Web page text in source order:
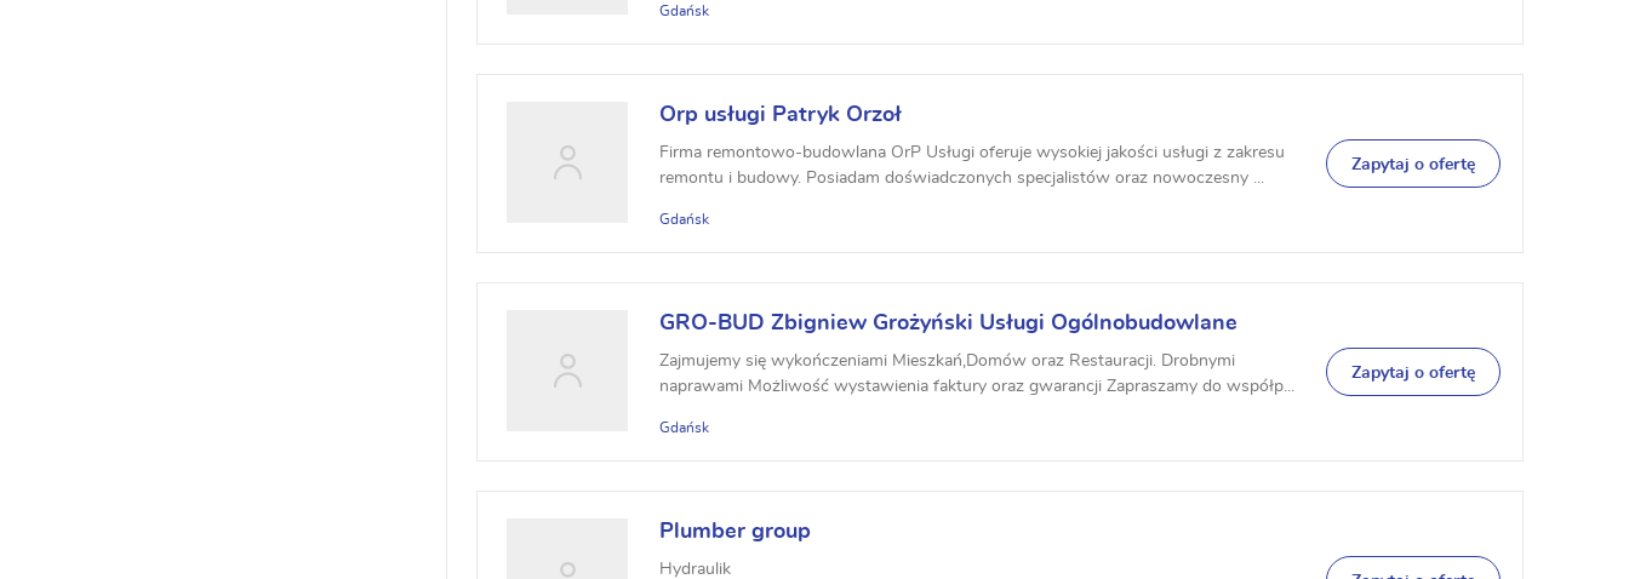
Gdańsk
Orp usługi Patryk Orzoł
Firma remontowo-budowlana OrP Usługi oferuje wysokiej jakości usługi z zakresu
remontu i budowy. Posiadam doświadczonych specjalistów oraz nowoczesny ...
Gdańsk
Zapytaj o ofertę
GRO-BUD Zbigniew Grożyński Usługi Ogólnobudowlane
Zajmujemy się wykończeniami Mieszkań,Domów oraz Restauracji. Drobnymi
naprawami Możliwość wystawienia faktury oraz gwarancji Zapraszamy do współp...
Gdańsk
Zapytaj o ofertę
Plumber group
Hydraulik